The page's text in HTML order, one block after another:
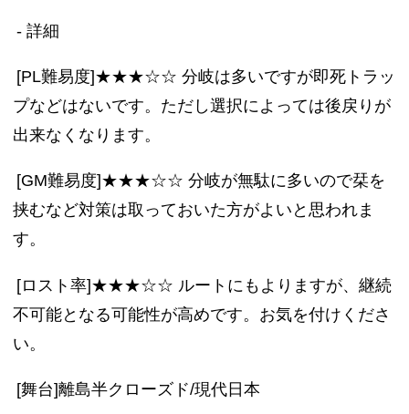
- 詳細
[PL難易度]★★★☆☆ 分岐は多いですが即死トラッ
プなどはないです。ただし選択によっては後戻りが
出来なくなります。
[GM難易度]★★★☆☆ 分岐が無駄に多いので栞を
挟むなど対策は取っておいた方がよいと思われま
す。
[ロスト率]★★★☆☆ ルートにもよりますが、継続
不可能となる可能性が高めです。お気を付けくださ
い。
[舞台]離島半クローズド/現代日本